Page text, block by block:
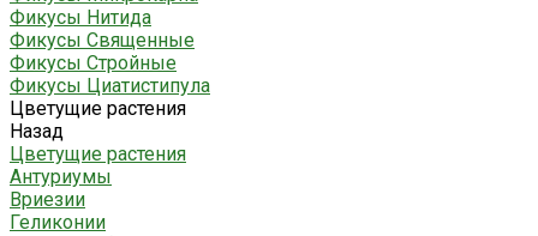
Фикусы Нитида
Фикусы Священные
Фикусы Стройные
Фикусы Циатистипула
Цветущие растения
Назад
Цветущие растения
Антуриумы
Вриезии
Геликонии